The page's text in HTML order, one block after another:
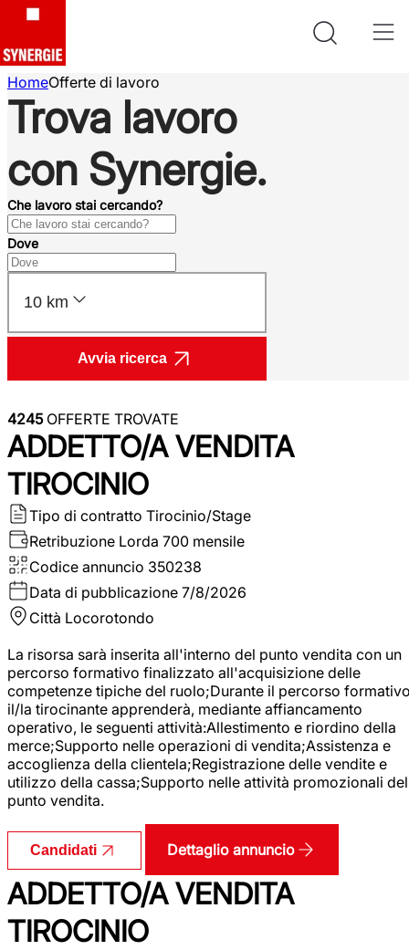
HomeOfferte di lavoro
Trova lavoro
con Synergie.
Che lavoro stai cercando?
Dove
10 km
Avvia ricerca
4245OFFERTE TROVATE
ADDETTO/A VENDITA
TIROCINIO
Tipo di contratto Tirocinio/Stage
Retribuzione Lorda 700 mensile
Codice annuncio 350238
Data di pubblicazione 7/8/2026
Città Locorotondo
La risorsa sarà inserita all'interno del punto vendita con un
percorso formativo finalizzato all'acquisizione delle
competenze tipiche del ruolo;Durante il percorso
il/la tirocinante apprenderà, mediante affiancamento
operativo, le seguenti attività:Allestimento e riordino della
merce;Supporto nelle operazioni di vendita;Assistenza e
accoglienza della clientela;Registrazione delle vendite e
utilizzo della cassa;Supporto nelle attività promozionali del
punto vendita.
Candidati Dettaglio annuncio
ADDETTO/A VENDITA
TIROCINIO